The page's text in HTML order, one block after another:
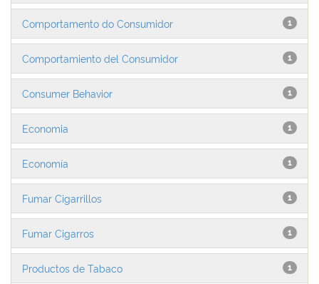
1
Comportamento do Consumidor
1
Comportamiento del Consumidor
1
Consumer Behavior
1
Economia
1
Economía
1
Fumar Cigarrillos
1
Fumar Cigarros
1
Productos de Tabaco